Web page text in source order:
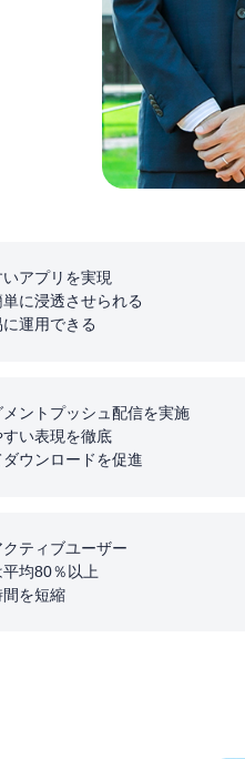
アプリを実現
に浸透させられる
運用できる
ントプッシュ配信を実施
い表現を徹底
ウンロードを促進
ティブユーザー
均80％以上
を短縮